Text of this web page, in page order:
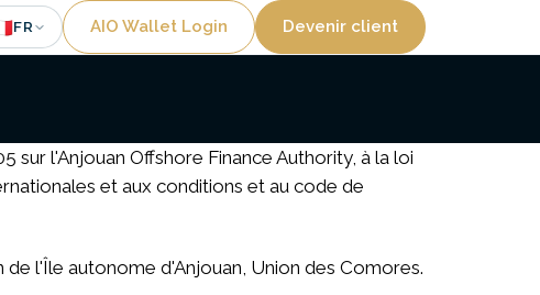
FR Utility
AIO Wallet Login Devenir client
l'Anjouan Offshore Finance Authority, à la loi
et aux conditions et au code de
de l'Île autonome d'Anjouan, Union des Comores.